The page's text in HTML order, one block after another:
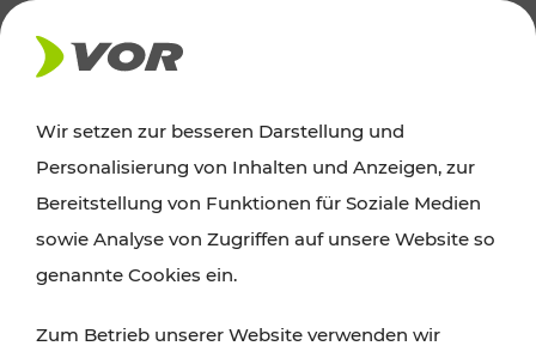
AKTUELLES
Ausflugstipps
Wien, Niederösterreich und das Burgenland
Wanderungen, Kultur und Gastronomie,
Wir setzen zur besseren Darstellung und
Personalisierung von Inhalten und Anzeigen, zur
Bereitstellung von Funktionen für Soziale Medien
sowie Analyse von Zugriffen auf unsere Website so
genannte Cookies ein.
Zum Betrieb unserer Website verwenden wir